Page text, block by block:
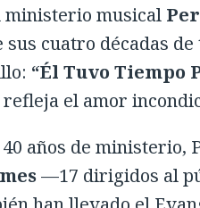
ministerio musical
sus cuatro décadas
“Él Tuvo Tiempo
el amor
años de
—17 dirigidos al